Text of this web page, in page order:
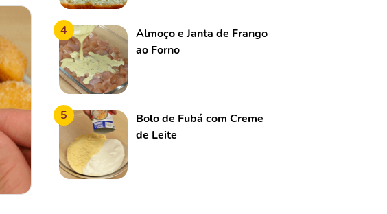
4
Almoço e Janta de Frango
ao Forno
5
Bolo de Fubá com Creme
de Leite